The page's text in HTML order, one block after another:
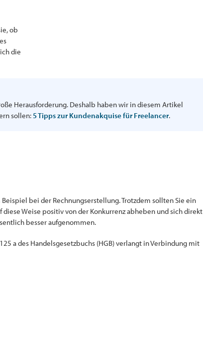
ob
die
Herausforderung. Deshalb haben wir in diesem Artikel
sollen:5 Tipps zur Kundenakquise für Freelancer.
bei der Rechnungserstellung. Trotzdem sollten Sie ein
Weise positiv von der Konkurrenz abheben und sich direkt
besser aufgenommen.
a des Handelsgesetzbuchs (HGB) verlangt in Verbindung mit